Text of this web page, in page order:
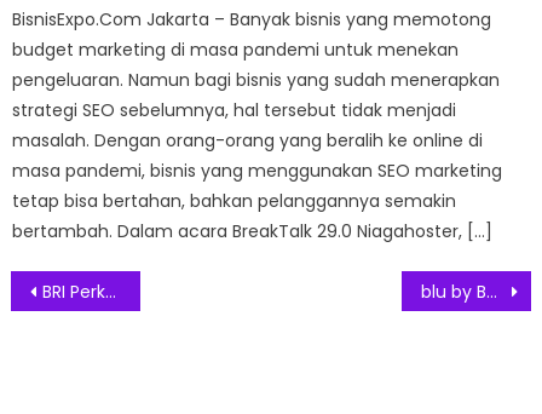
BisnisExpo.Com Jakarta – Banyak bisnis yang memotong
budget marketing di masa pandemi untuk menekan
pengeluaran. Namun bagi bisnis yang sudah menerapkan
strategi SEO sebelumnya, hal tersebut tidak menjadi
masalah. Dengan orang-orang yang beralih ke online di
masa pandemi, bisnis yang menggunakan SEO marketing
tetap bisa bertahan, bahkan pelanggannya semakin
bertambah. Dalam acara BreakTalk 29.0 Niagahoster, […]
Post
BRI Perkuat Ekosistem Layanan Keuangan melalui Sinergi dengan BEI dan Pacific Place blu by BCA Digital Hadirkan Kemudahan Transaksi Luar Negeri lewat bluValas